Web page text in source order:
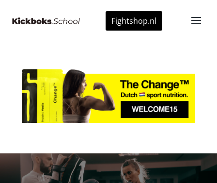
Fightshop.nl